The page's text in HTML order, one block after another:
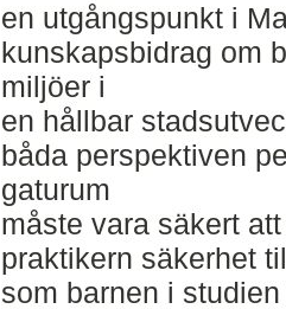
en utgångspunkt i
kunskapsbidrag om
miljöer i
en hållbar
båda perspektiven
gaturum
måste vara säkert
praktikern säkerhet
som barnen i